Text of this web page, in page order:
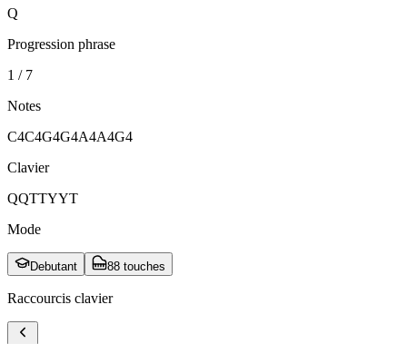
Q
Progression phrase
1 / 7
Notes
C4C4G4G4A4A4G4
Clavier
QQTTYYT
Mode
Debutant 88 touches
Raccourcis clavier